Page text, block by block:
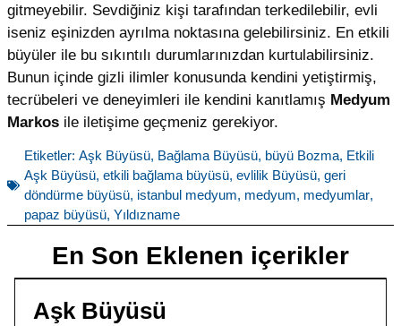
gitmeyebilir. Sevdiğiniz kişi tarafından terkedilebilir, evli
iseniz eşinizden ayrılma noktasına gelebilirsiniz. En etkili
büyüler ile bu sıkıntılı durumlarınızdan kurtulabilirsiniz.
Bunun içinde gizli ilimler konusunda kendini yetiştirmiş,
tecrübeleri ve deneyimleri ile kendini kanıtlamış Medyum
Markos ile iletişime geçmeniz gerekiyor.
Etiketler: Aşk Büyüsü, Bağlama Büyüsü, büyü Bozma, Etkili
Aşk Büyüsü, etkili bağlama büyüsü, evlilik Büyüsü, geri
döndürme büyüsü, istanbul medyum, medyum, medyumlar,
papaz büyüsü, Yıldızname
En Son Eklenen içerikler
Aşk Büyüsü